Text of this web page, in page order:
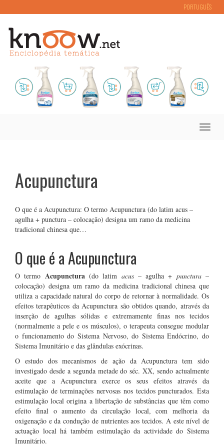
PORTUGUÊS
Toggle
Acupunctura
O que é a Acupunctura: O termo Acupunctura (do latim acus –
agulha + punctura – colocação) designa um ramo da medicina
tradicional chinesa que…
O que é a Acupunctura
O termo Acupunctura(do latim acus– agulha + punctura–
colocação) designa um ramo da medicina tradicional chinesa que
utiliza a capacidade natural do corpo de retornar à normalidade. Os
efeitos terapêuticos da Acupunctura são obtidos quando, através da
inserção de agulhas sólidas e extremamente finas nos tecidos
(normalmente a pele e os músculos), o terapeuta consegue modular
o funcionamento do Sistema Nervoso, do Sistema Endócrino, do
Sistema Imunitário e das glândulas exócrinas.
O estudo dos mecanismos de ação da Acupunctura tem sido
investigado desde a segunda metade do séc. XX, sendo actualmente
aceite que a Acupunctura exerce os seus efeitos através da
estimulação de terminações nervosas nos tecidos puncturados. Esta
estimulação local origina a libertação de substâncias que têm como
efeito final o aumento da circulação local, com melhoria da
oxigenação e da condução de nutrientes aos tecidos. A este nível de
actuação local há também estimulação da actividade do Sistema
Imunitário.